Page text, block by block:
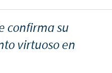
confirma su
virtuoso en